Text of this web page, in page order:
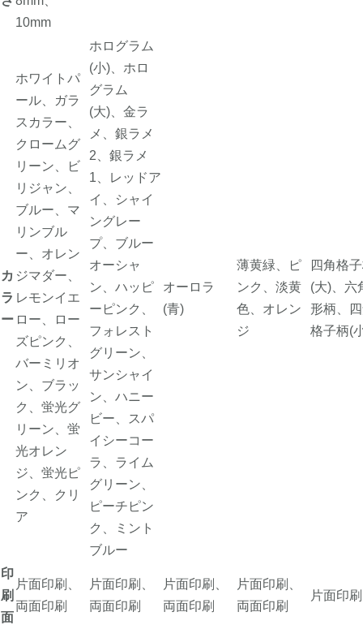
10mm
カ
ラ
ー
ホワイトパ
ール、ガラ
スカラー、
クロームグ
リーン、ビ
リジャン、
ブルー、マ
リンブル
ー、オレン
ジマダー、
レモンイエ
ロー、ロー
ズピンク、
バーミリオ
ン、ブラッ
ク、蛍光グ
リーン、蛍
光オレン
ジ、蛍光ピ
ンク、クリ
ア
ホログラム
(小)、ホロ
グラム
(大)、金ラ
メ、銀ラメ
2、銀ラメ
1、レッドア
イ、シャイ
ングレー
プ、ブルー
オーシャ
ン、ハッピ
ーピンク、
フォレスト
グリーン、
サンシャイ
ン、ハニー
ビー、スパ
イシーコー
ラ、ライム
グリーン、
ピーチピン
ク、ミント
ブルー
オーロラ
(青)
薄黄緑、ピ
ンク、淡黄
色、オレン
ジ
四角格
(大)、六
形柄、
格子柄(
印
刷
面
片面印刷、
両面印刷
片面印刷、
両面印刷
片面印刷、
両面印刷
片面印刷、
両面印刷
片面印刷